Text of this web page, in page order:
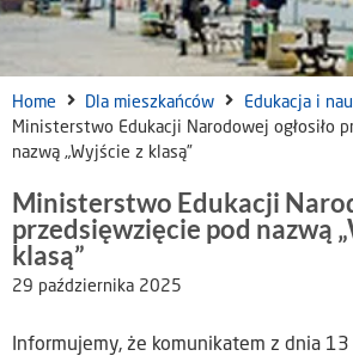
Home Dla mieszkańców
Edukacja i
Ministerstwo Edukacji Narodowej ogłosiło
nazwą „Wyjście z klasą”
Ministerstwo Edukacji
przedsięwzięcie pod nazwą
klasą”
29 października 2025
Informujemy, że komunikatem z dnia